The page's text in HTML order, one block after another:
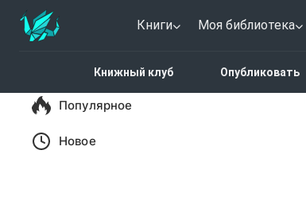
Книги Моя библиотека
Книжный клуб Опубликовать
Популярное
Новое